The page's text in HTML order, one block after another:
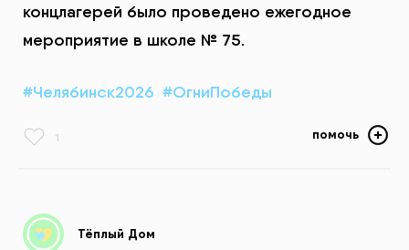
концлагерей было проведено ежегодное
мероприятие в школе № 75.
#Челябинск2026 #ОгниПобеды
1 помочь
Тёплый Дом